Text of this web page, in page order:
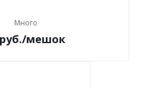
Много
руб./мешок